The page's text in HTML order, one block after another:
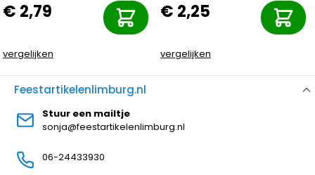
€ 2,79
vergelijken
€ 2,25
vergelijken
Feestartikelenlimburg.nl
Stuur een mailtje
sonja@feestartikelenlimburg.nl
06-24433930